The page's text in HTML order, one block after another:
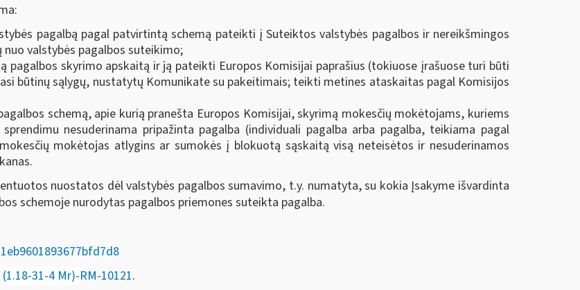
pagalbą pagal patvirtintą schemą pateikti į Suteiktos valstybės pagalbos ir nereikšmingos
valstybės pagalbos suteikimo;
pagalbos skyrimo apskaitą ir ją pateikti Europos Komisijai paprašius (tokiuose įrašuose turi būti
būtinų sąlygų, nustatytų Komunikate su pakeitimais; teikti metines ataskaitas pagal Komisijos
schemą, apie kurią pranešta Europos Komisijai, skyrimą mokesčių mokėtojams, kuriems
nesuderinama pripažinta pagalba (individuali pagalba arba pagalba, teikiama pagal
mokėtojas atlygins ar sumokės į blokuotą sąskaitą visą neteisėtos ir nesuderinamos
nuostatos dėl valstybės pagalbos sumavimo, t.y. numatyta, su kokia Įsakyme išvardinta
schemoje nurodytas pagalbos priemones suteikta pagalba.
(1.18-31-4 Mr)-RM-10121.